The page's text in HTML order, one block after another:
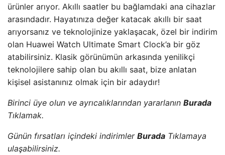
ürünler arıyor. Akıllı saatler bu bağlamdaki ana cihazlar
arasındadır. Hayatınıza değer katacak akıllı bir saat
arıyorsanız ve teknolojinize yaklaşacak, özel bir indirim
olan Huawei Watch Ultimate Smart Clock’a bir göz
atabilirsiniz. Klasik görünümün arkasında yenilikçi
teknolojilere sahip olan bu akıllı saat, bize anlatan
kişisel asistanınız olmak için bir adaydır!
Birinci üye olun ve ayrıcalıklarından yararlanın Burada
Tıklamak.
Günün fırsatları içindeki indirimler Burada Tıklamaya
ulaşabilirsiniz.